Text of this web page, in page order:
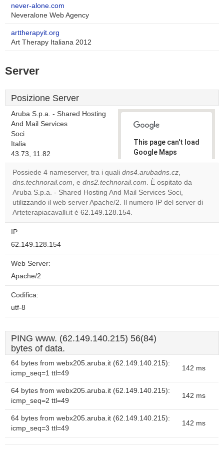
never-alone.com
Neveralone Web Agency
arttherapyit.org
Art Therapy Italiana 2012
Server
Posizione Server
Aruba S.p.a. - Shared Hosting
And Mail Services
Soci
Italia
43.73, 11.82
This page can't load
Google Maps
correctly.
Do you
own this
website?
Possiede 4 nameserver, tra i quali dns4.arubadns.cz,
dns.technorail.com, e dns2.technorail.com. È ospitato da
Aruba S.p.a. - Shared Hosting And Mail Services Soci,
utilizzando il web server Apache/2. Il numero IP del server di
Arteterapiacavalli.it è 62.149.128.154.
IP:
62.149.128.154
Web Server:
Apache/2
Codifica:
utf-8
PING www. (62.149.140.215) 56(84)
bytes of data.
64 bytes from webx205.aruba.it (62.149.140.215):
icmp_seq=1 ttl=49
142 ms
64 bytes from webx205.aruba.it (62.149.140.215):
icmp_seq=2 ttl=49
142 ms
64 bytes from webx205.aruba.it (62.149.140.215):
icmp_seq=3 ttl=49
142 ms